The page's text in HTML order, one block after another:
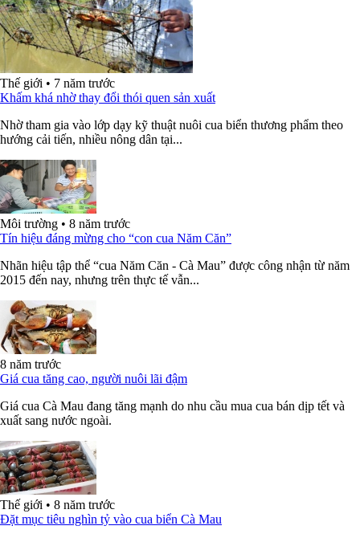
Thế giới • 7 năm trước
Khấm khá nhờ thay đổi thói quen sản xuất
Nhờ tham gia vào lớp dạy kỹ thuật nuôi cua biển thương phẩm theo
hướng cải tiến, nhiều nông dân tại...
Môi trường • 8 năm trước
Tín hiệu đáng mừng cho “con cua Năm Căn”
Nhãn hiệu tập thể “cua Năm Căn - Cà Mau” được công nhận từ năm
2015 đến nay, nhưng trên thực tế vẫn...
8 năm trước
Giá cua tăng cao, người nuôi lãi đậm
Giá cua Cà Mau đang tăng mạnh do nhu cầu mua cua bán dịp tết và
xuất sang nước ngoài.
Thế giới • 8 năm trước
Đặt mục tiêu nghìn tỷ vào cua biển Cà Mau